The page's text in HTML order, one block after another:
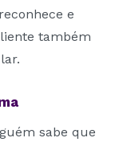
e
também
sabe que